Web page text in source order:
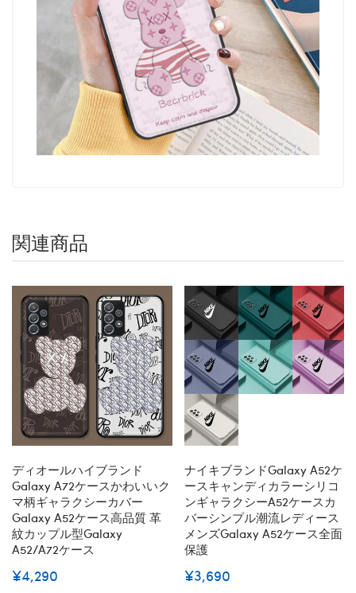
関連商品
ディオールハイブランド
Galaxy A72ケースかわいいク
マ柄ギャラクシーカバー
Galaxy A52ケース高品質 革
紋カップル型Galaxy
A52/A72ケース
¥4,290
ナイキブランドGalaxy A52ケ
ースキャンディカラーシリコ
ンギャラクシーA52ケースカ
バーシンプル潮流レディース
メンズgalaxy A52ケース全面
保護
¥3,690